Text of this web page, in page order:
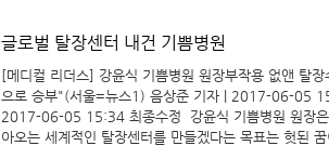
막을 이용한 수술이었습니다. 그런데 그 중 두 명은 탈장
5번, 또 한명은 3번이나 수술을 반복했답니다. 나머지
번의 수술로 끝냈지만, 재발이 걱정돼 가벼운 운동도 하
합니다. 이런 주변 상황 때문에, 탈장수술이 받고 싶었
꼭 피하고 싶었답니다. 이게 바로 미국인 잭이 인공막을
는 탈장수술을 받기 위해 한국행 비행기에 몸을 실은 이
글로벌 탈장센터 내건 기쁨병원
[메디컬 리더스] 강윤식 기쁨병원 원장부작용 없앤 탈
으로 승부"(서울=뉴스1) 음상준 기자 | 2017-06-05
2017-06-05 15:34 최종수정​ 강윤식 기쁨병원 원장은 해외환자들이 찾
아오는 세계적인 탈장센터를 만들겠다는 목표는 헛된